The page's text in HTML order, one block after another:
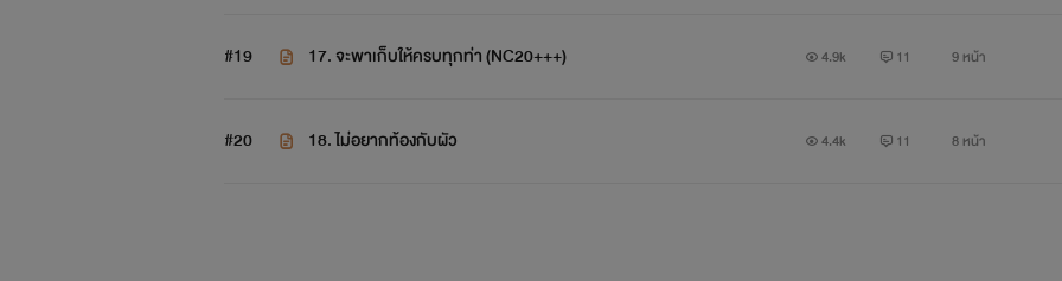
#19 17. จะพาเก็บให้ครบทุกท่า (NC20+++) 4.9k 11 9 หน้า
#20 18. ไม่อยากท้องกับผัว 4.4k 11 8 หน้า